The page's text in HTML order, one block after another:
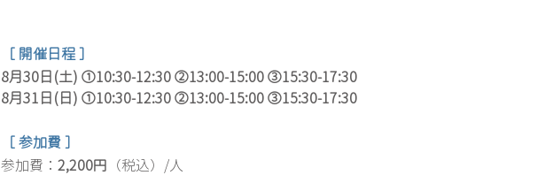
［ 開催日程 ］
8月30日(土) ①10:30-12:30 ②13:00-15:00③15:30-17:30
8月31日(日) ①10:30-12:30 ②13:00-15:00 ③15:30-17:30
［ 参加費 ］
参加費： 2,200円 （税込）/人